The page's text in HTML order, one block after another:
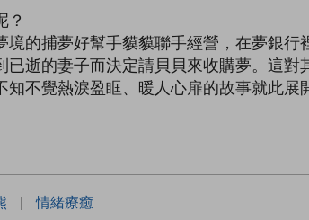
？
捕夢好幫手貘貘聯手經營，在夢銀行
的妻子而決定請貝貝來收購夢。這對
知不覺熱淚盈眶、暖人心扉的故事就此
| 情緒療癒